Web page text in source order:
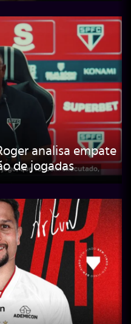
analisa empate
de jogadas